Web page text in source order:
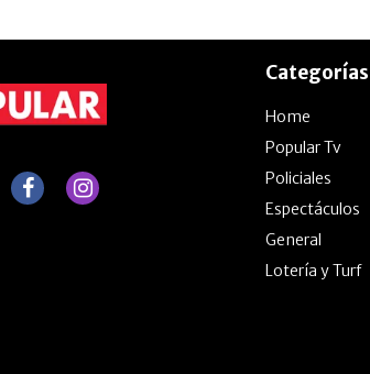
Categorías
Home
Popular Tv
Policiales
Espectáculos
General
Lotería y Turf